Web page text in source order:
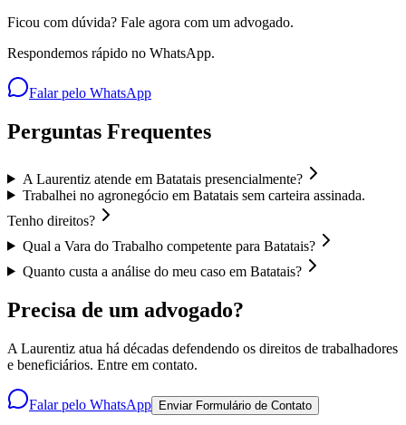
Ficou com dúvida? Fale agora com um advogado.
Respondemos rápido no WhatsApp.
Falar pelo WhatsApp
Perguntas Frequentes
A Laurentiz atende em Batatais presencialmente?
Trabalhei no agronegócio em Batatais sem carteira assinada.
Tenho direitos?
Qual a Vara do Trabalho competente para Batatais?
Quanto custa a análise do meu caso em Batatais?
Precisa de um advogado?
A Laurentiz atua há décadas defendendo os direitos de trabalhadores
e beneficiários. Entre em contato.
Falar pelo WhatsApp Enviar Formulário de Contato